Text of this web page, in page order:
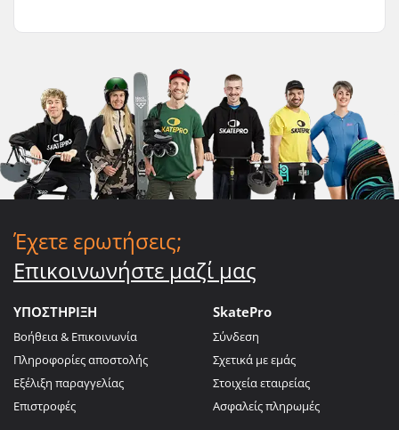
Έχετε ερωτήσεις;
Επικοινωνήστε μαζί μας
ΥΠΟΣΤΗΡΙΞΗ
Βοήθεια & Επικοινωνία
Πληροφορίες αποστολής
Εξέλιξη παραγγελίας
Επιστροφές
SkatePro
Σύνδεση
Σχετικά με εμάς
Στοιχεία εταιρείας
Ασφαλείς πληρωμές